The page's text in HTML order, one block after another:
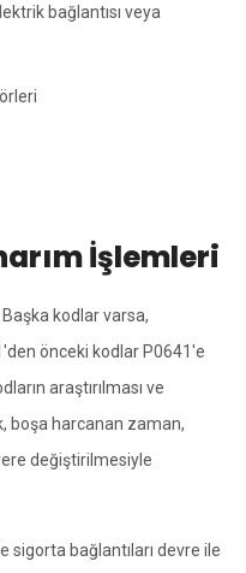
bağlantısı veya
İşlemleri
kodlar varsa,
önceki kodlar P0641'e
araştırılması ve
boşa harcanan zaman,
değiştirilmesiyle
sigorta bağlantıları devre ile